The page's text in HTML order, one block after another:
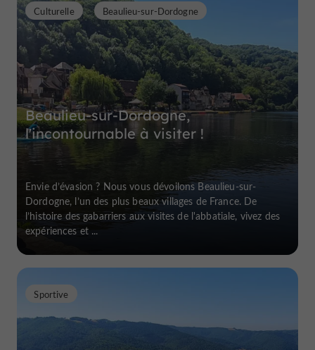
Beaulieu-sur-Dordogne,
l'incontournable à visiter !
Culturelle Beaulieu-sur-Dordogne
Envie d’évasion ? Nous vous dévoilons Beaulieu-sur-
Dordogne, l’un des plus beaux villages de France. De
l’histoire des gabarriers aux visites de l'abbatiale, vivez des
expériences et ...
Sportive